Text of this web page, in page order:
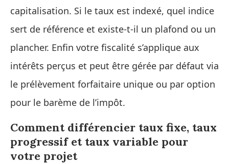
capitalisation. Si le taux est indexé, quel indice
sert de référence et existe‑t‑il un plafond ou un
plancher. Enfin votre fiscalité s’applique aux
intérêts perçus et peut être gérée par défaut via
le prélèvement forfaitaire unique ou par option
pour le barème de l’impôt.
Comment différencier taux fixe, taux
progressif et taux variable pour
votre projet